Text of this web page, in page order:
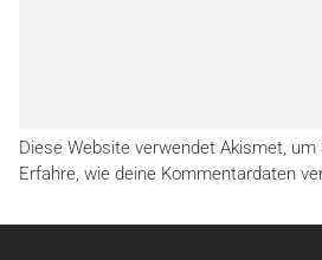
Diese Website verwendet Akismet, um
Erfahre, wie deine Kommentardaten